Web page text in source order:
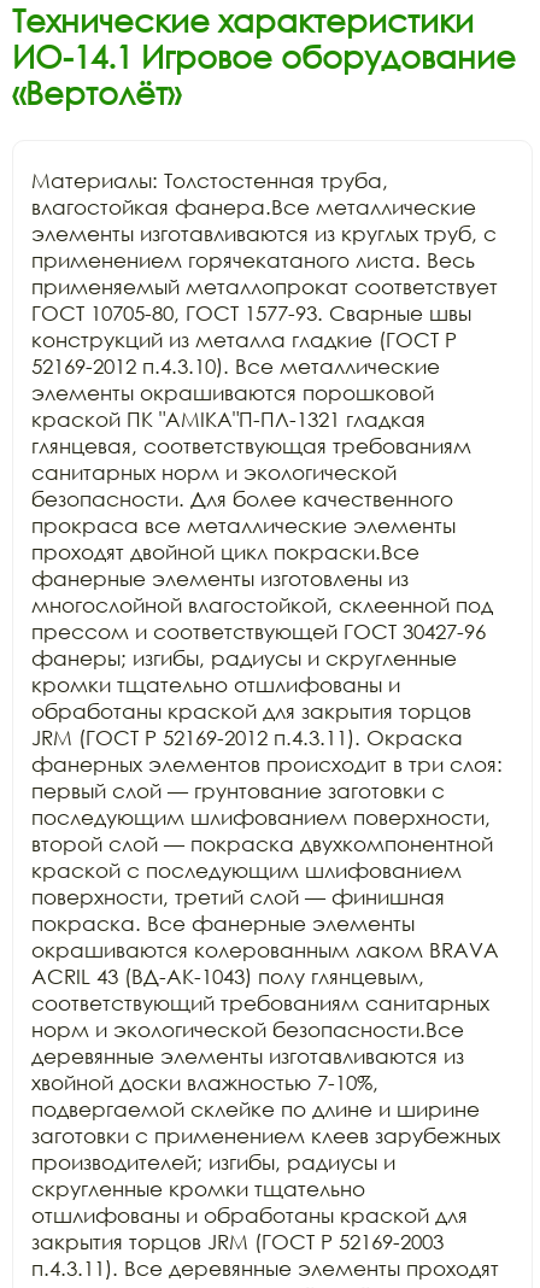
Технические характеристики
ИО-14.1 Игровое оборудование
«Вертолёт»
Материалы: Толстостенная труба,
влагостойкая фанера.Все металлические
элементы изготавливаются из круглых труб, с
применением горячекатаного листа. Весь
применяемый металлопрокат соответствует
ГОСТ 10705-80, ГОСТ 1577-93. Сварные швы
конструкций из металла гладкие (ГОСТ Р
52169-2012 п.4.3.10). Все металлические
элементы окрашиваются порошковой
краской ПК "АМIKA"П-ПЛ-1321 гладкая
глянцевая, соответствующая требованиям
санитарных норм и экологической
безопасности. Для более качественного
прокраса все металлические элементы
проходят двойной цикл покраски.Все
фанерные элементы изготовлены из
многослойной влагостойкой, склеенной под
прессом и соответствующей ГОСТ 30427-96
фанеры; изгибы, радиусы и скругленные
кромки тщательно отшлифованы и
обработаны краской для закрытия торцов
JRM (ГОСТ Р 52169-2012 п.4.3.11). Окраска
фанерных элементов происходит в три слоя:
первый слой — грунтование заготовки с
последующим шлифованием поверхности,
второй слой — покраска двухкомпонентной
краской с последующим шлифованием
поверхности, третий слой — финишная
покраска. Все фанерные элементы
окрашиваются колерованным лаком BRAVA
ACRIL 43 (ВД-АК-1043) полу глянцевым,
соответствующий требованиям санитарных
норм и экологической безопасности.Все
деревянные элементы изготавливаются из
хвойной доски влажностью 7-10%,
подвергаемой склейке по длине и ширине
заготовки с применением клеев зарубежных
производителей; изгибы, радиусы и
скругленные кромки тщательно
отшлифованы и обработаны краской для
закрытия торцов JRM (ГОСТ Р 52169-2003
п.4.3.11). Все деревянные элементы проходят